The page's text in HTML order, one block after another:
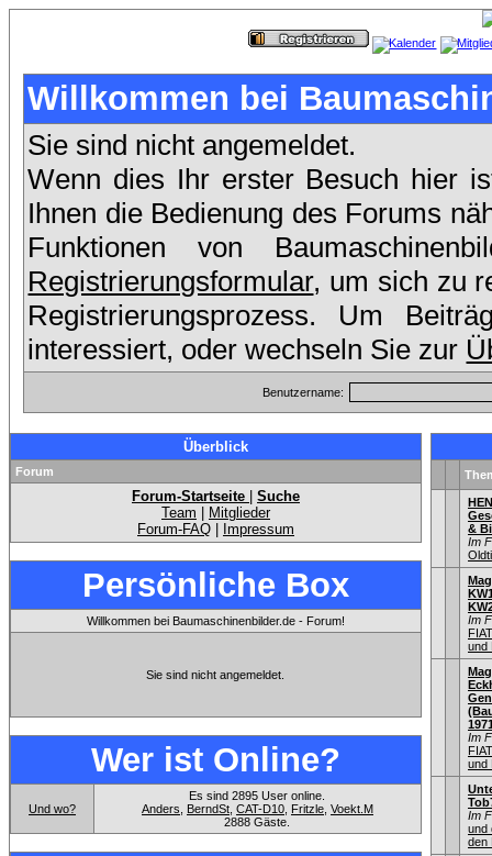
Willkommen bei
Sie sind nicht angemeldet.
Wenn dies Ihr erster Besuch hier
Ihnen die Bedienung des Forums
Funktionen von
Registrierungsformular, um sich zu
Registrierungsprozess. Um
interessiert, oder wechseln Sie zur
Benutzername:
Überblick
Forum
Forum-Startseite
Suche
Team
Mitglieder
Forum-FAQ
Impressum
Persönliche Box
Willkommen bei Baumaschinenbilder.de - Forum!
Sie sind nicht angemeldet.
Wer ist Online?
Und wo?
Es sind 2895 User online.
Anders
BerndSt CAT-D10 Fritzle Voekt.M
2888 Gäste.
&
Im
Im
und
Im
und
Im
und
den